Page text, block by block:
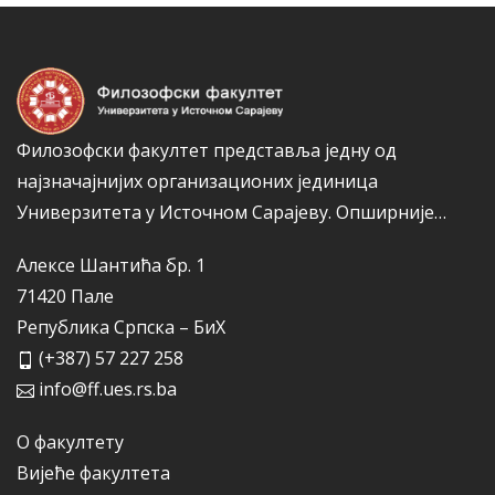
Филозофски факултет представља једну од
најзначајнијих организационих јединица
Универзитета у Источном Сарајеву. Опширније…
Алексе Шантића бр. 1
71420 Пале
Република Српска – БиХ
(+387) 57 227 258
info@ff.ues.rs.ba
О факултету
Вијеће факултета